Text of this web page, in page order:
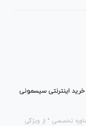
خرید اینترنتی سیسمونی
تخصصی " از ویژگی